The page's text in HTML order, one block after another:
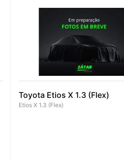
Toyota Etios X 1.3 (Flex)
Etios X 1.3 (Flex)